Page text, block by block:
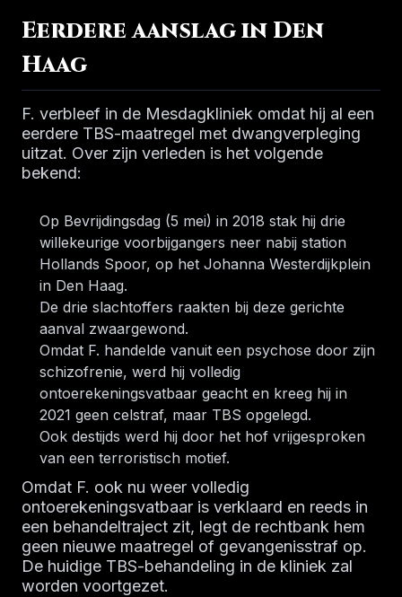
Eerdere aanslag in Den
Haag
F. verbleef in de Mesdagkliniek omdat hij al een
eerdere TBS-maatregel met dwangverpleging
uitzat. Over zijn verleden is het volgende
bekend:
Op Bevrijdingsdag (5 mei) in 2018 stak hij drie
willekeurige voorbijgangers neer nabij station
Hollands Spoor, op het Johanna Westerdijkplein
in Den Haag.
De drie slachtoffers raakten bij deze gerichte
aanval zwaargewond.
Omdat F. handelde vanuit een psychose door zijn
schizofrenie, werd hij volledig
ontoerekeningsvatbaar geacht en kreeg hij in
2021 geen celstraf, maar TBS opgelegd.
Ook destijds werd hij door het hof vrijgesproken
van een terroristisch motief.
Omdat F. ook nu weer volledig
ontoerekeningsvatbaar is verklaard en reeds in
een behandeltraject zit, legt de rechtbank hem
geen nieuwe maatregel of gevangenisstraf op.
De huidige TBS-behandeling in de kliniek zal
worden voortgezet.